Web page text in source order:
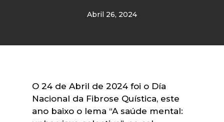
Abril 26, 2024
O 24 de Abril de 2024 foi o Día
Nacional da Fibrose Quística, este
ano baixo o lema “A saúde mental: